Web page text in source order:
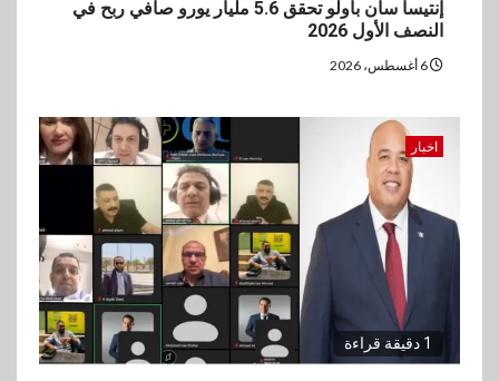
إنتيسا سان باولو تحقق 5.6 مليار يورو صافي ربح في
النصف الأول 2026
اخبار
1 دقيقة قراءة